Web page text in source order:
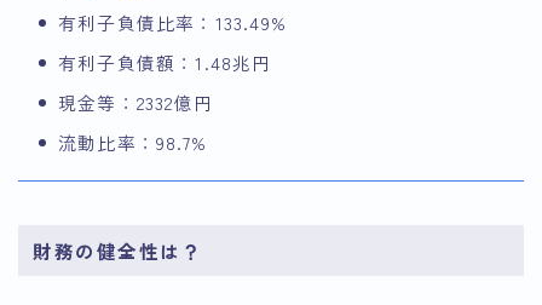
有利子負債比率：133.49%
有利子負債額：1.48兆円
現金等：2332億円
流動比率：98.7%
財務の健全性は？